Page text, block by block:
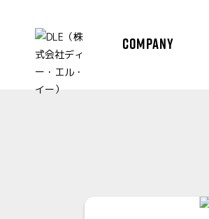
COMPANY